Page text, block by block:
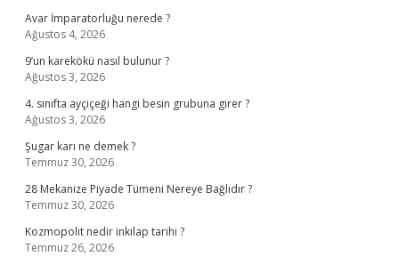
Avar İmparatorluğu nerede ?
Ağustos 4, 2026
9’un karekökü nasıl bulunur ?
Ağustos 3, 2026
4. sınıfta ayçiçeği hangi besin grubuna girer ?
Ağustos 3, 2026
Şugar karı ne demek ?
Temmuz 30, 2026
28 Mekanize Piyade Tümeni Nereye Bağlıdır ?
Temmuz 30, 2026
Kozmopolit nedir inkılap tarihi ?
Temmuz 26, 2026